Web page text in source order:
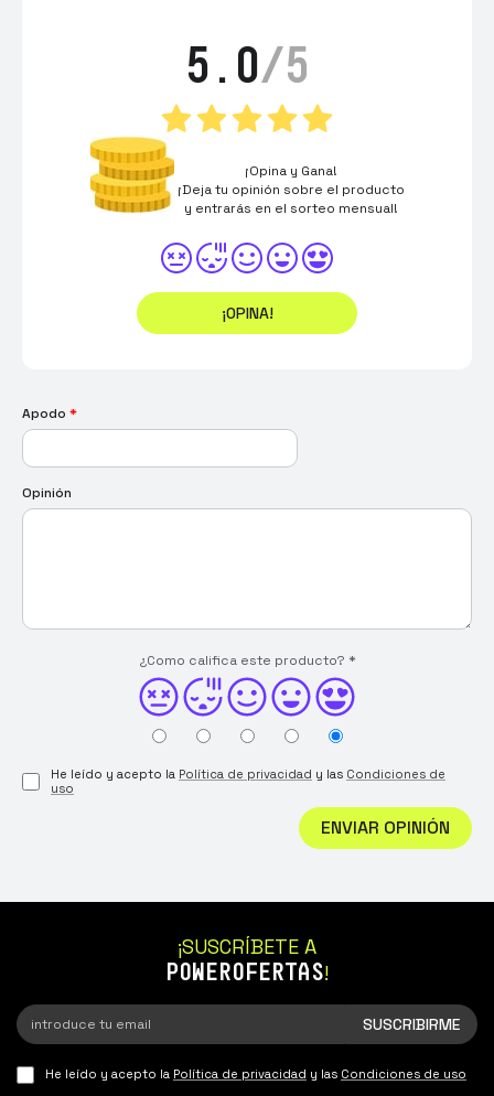
5.0/5
¡Opina y Gana!
¡Deja tu opinión sobre el producto
y entrarás en el sorteo mensual!
¡OPINA!
Apodo *
Opinión
¿Como califica este producto? *
He leído y acepto la Política de privacidad y las Condiciones de
uso
ENVIAR OPINIÓN
¡SUSCRÍBETE A
POWEROFERTAS!
He leído y acepto la Política de privacidad y las Condiciones de uso